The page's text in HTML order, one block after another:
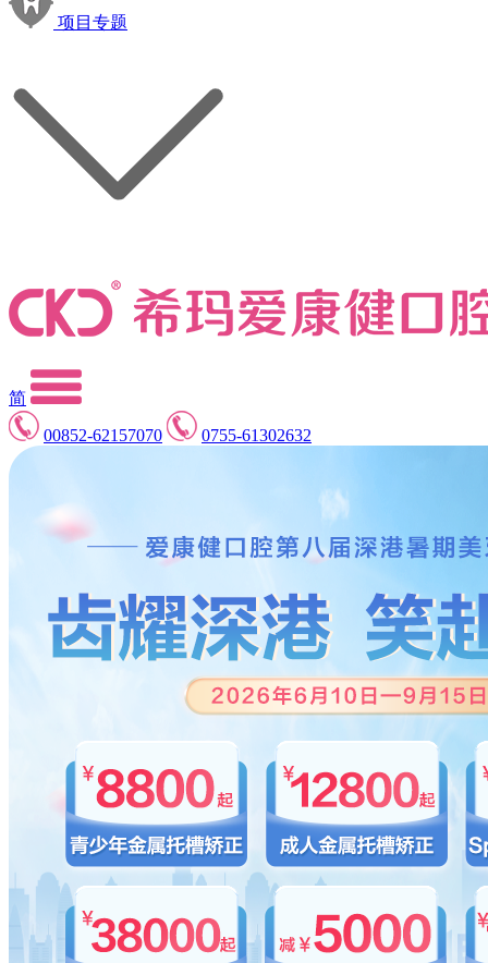
项目专题
简
00852-62157070
0755-61302632